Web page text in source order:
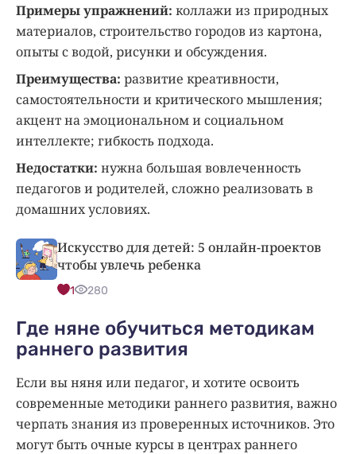
Примеры упражнений: коллажи из природных
материалов, строительство городов из картона,
опыты с водой, рисунки и обсуждения.
Преимущества: развитие креативности,
самостоятельности и критического мышления;
акцент на эмоциональном и социальном
интеллекте; гибкость подхода.
Недостатки: нужна большая вовлеченность
педагогов и родителей, сложно реализовать в
домашних условиях.
Искусство для детей: 5 онлайн-проектов
чтобы увлечь ребенка
1 280
Где няне обучиться методикам
раннего развития
Если вы няня или педагог, и хотите освоить
современные методики раннего развития, важно
черпать знания из проверенных источников. Это
могут быть очные курсы в центрах раннего